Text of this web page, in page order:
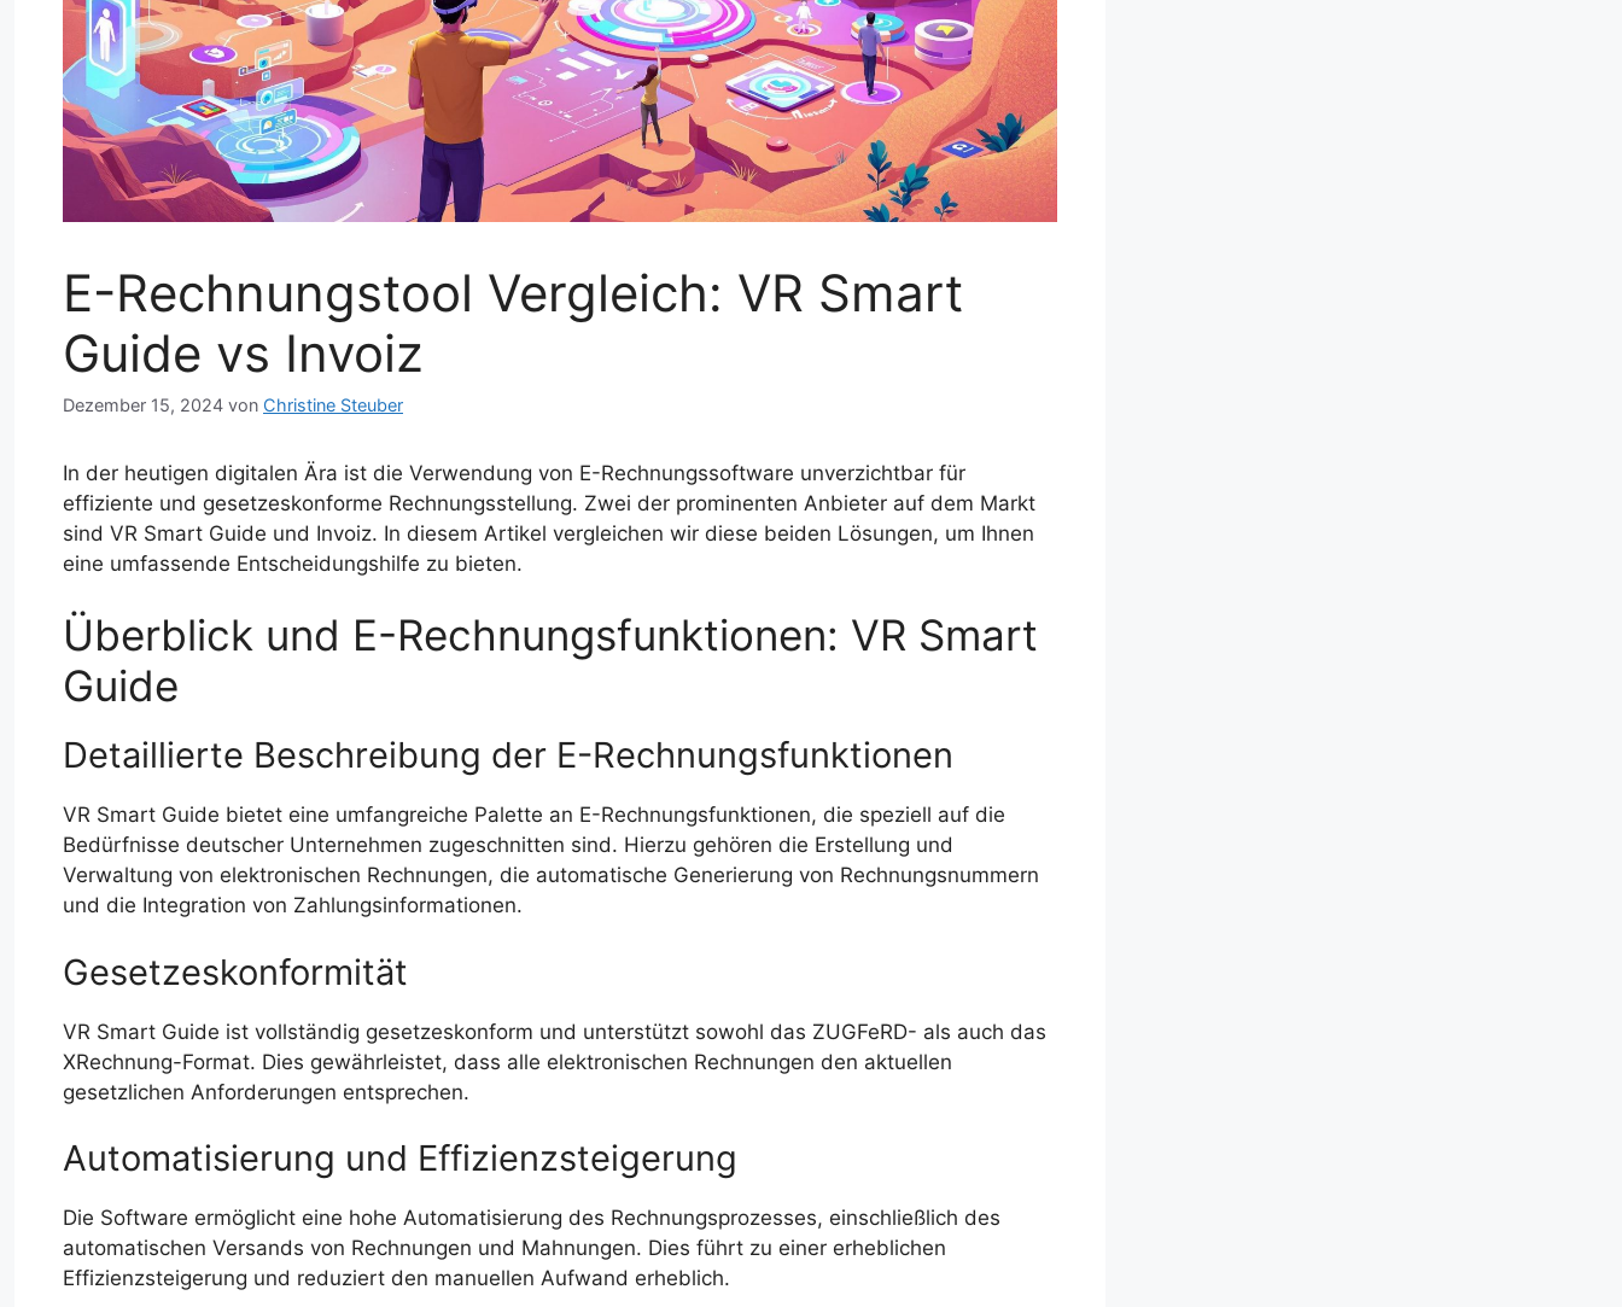
E-Rechnungstool Vergleich: VR Smart
Guide vs Invoiz
Dezember 15, 2024 von Christine Steuber
In der heutigen digitalen Ära ist die Verwendung von E-Rechnungssoftware unverzichtbar für
effiziente und gesetzeskonforme Rechnungsstellung. Zwei der prominenten Anbieter auf dem Markt
sind VR Smart Guide und Invoiz. In diesem Artikel vergleichen wir diese beiden Lösungen, um Ihnen
eine umfassende Entscheidungshilfe zu bieten.
Überblick und E-Rechnungsfunktionen: VR Smart
Guide
Detaillierte Beschreibung der E-Rechnungsfunktionen
VR Smart Guide bietet eine umfangreiche Palette an E-Rechnungsfunktionen, die speziell auf die
Bedürfnisse deutscher Unternehmen zugeschnitten sind. Hierzu gehören die Erstellung und
Verwaltung von elektronischen Rechnungen, die automatische Generierung von Rechnungsnummern
und die Integration von Zahlungsinformationen.
Gesetzeskonformität
VR Smart Guide ist vollständig gesetzeskonform und unterstützt sowohl das ZUGFeRD- als auch das
XRechnung-Format. Dies gewährleistet, dass alle elektronischen Rechnungen den aktuellen
gesetzlichen Anforderungen entsprechen.
Automatisierung und Effizienzsteigerung
Die Software ermöglicht eine hohe Automatisierung des Rechnungsprozesses, einschließlich des
automatischen Versands von Rechnungen und Mahnungen. Dies führt zu einer erheblichen
Effizienzsteigerung und reduziert den manuellen Aufwand erheblich.